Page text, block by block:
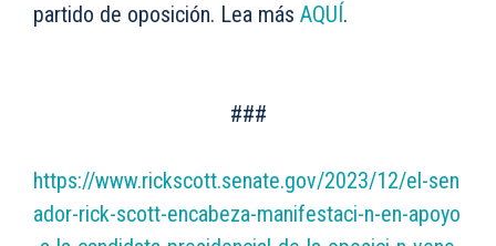
partido de oposición. Lea más AQUÍ.
###
https://www.rickscott.senate.gov/2023/12/el-sen
ador-rick-scott-encabeza-manifestaci-n-en-apoyo